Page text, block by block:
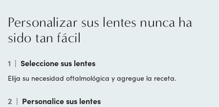
Personalizar sus lentes nunca ha
sido tan fácil
1 | Seleccione sus lentes
Elija su necesidad oftalmológica y agregue la receta.
2 | Personalice sus lentes